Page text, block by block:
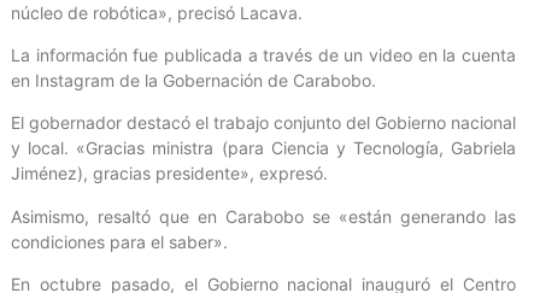
núcleo de robótica», precisó Lacava.
La información fue publicada a través de un video en la cuenta
en Instagram de la Gobernación de Carabobo.
El gobernador destacó el trabajo conjunto del Gobierno nacional
y local. «Gracias ministra (para Ciencia y Tecnología, Gabriela
Jiménez), gracias presidente», expresó.
Asimismo, resaltó que en Carabobo se «están generando las
condiciones para el saber».
En octubre pasado, el Gobierno nacional inauguró el Centro